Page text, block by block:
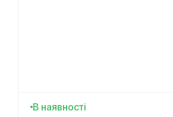
В наявності